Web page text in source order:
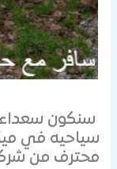
سنكون سعداء
سياحيه في
محترف من